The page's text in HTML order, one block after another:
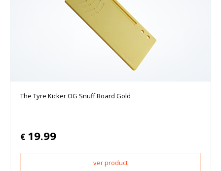
The Tyre Kicker OG Snuff Board Gold
€ 19.99
ver product